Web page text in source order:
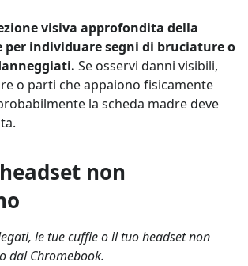
visiva approfondita della
per individuare segni di bruciature o
Se osservi danni visibili,
o parti che appaiono fisicamente
la scheda madre deve
non
le tue cuffie o il tuo headset non
dal Chromebook.